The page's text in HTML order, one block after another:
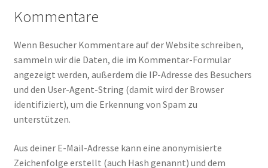
Kommentare
Wenn Besucher Kommentare auf der Website schreiben,
sammeln wir die Daten, die im Kommentar-Formular
angezeigt werden, außerdem die IP-Adresse des Besuchers
und den User-Agent-String (damit wird der Browser
identifiziert), um die Erkennung von Spam zu
unterstützen.
Aus deiner E-Mail-Adresse kann eine anonymisierte
Zeichenfolge erstellt (auch Hash genannt) und dem